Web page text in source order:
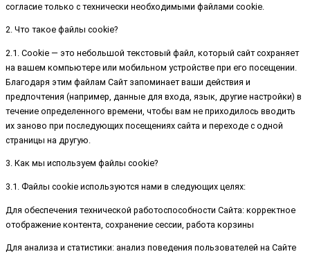
согласие только с технически необходимыми файлами cookie.
2. Что такое файлы cookie?
2.1. Cookie — это небольшой текстовый файл, который сайт сохраняет
на вашем компьютере или мобильном устройстве при его посещении.
Благодаря этим файлам Сайт запоминает ваши действия и
предпочтения (например, данные для входа, язык, другие настройки) в
течение определенного времени, чтобы вам не приходилось вводить
их заново при последующих посещениях сайта и переходе с одной
страницы на другую.
3. Как мы используем файлы cookie?
3.1. Файлы cookie используются нами в следующих целях:
Для обеспечения технической работоспособности Сайта: корректное
отображение контента, сохранение сессии, работа корзины
Для анализа и статистики: анализ поведения пользователей на Сайте